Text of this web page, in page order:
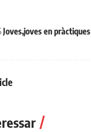
Jovesjoves en pràctiques